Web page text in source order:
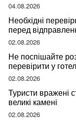
04.08.2026
Необхідні
перед
02.08.2026
Не поспішайте
перевірити у
мандрівниці
02.08.2026
Туристи вражені
великі камені
02.08.2026